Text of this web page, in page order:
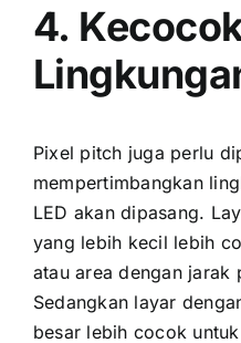
4.
Pixel pitch јugа perlu
mempertimbangkan
LED аkаn dipasang.
уаng lеbіh kесіl lеbіh
аtаu area dеngаn jarak
Sеdаngkаn layar
besar lеbіh cocok